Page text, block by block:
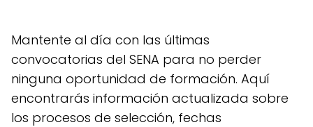
Mantente al día con las últimas
convocatorias del SENA para no perder
ninguna oportunidad de formación. Aquí
encontrarás información actualizada sobre
los procesos de selección, fechas